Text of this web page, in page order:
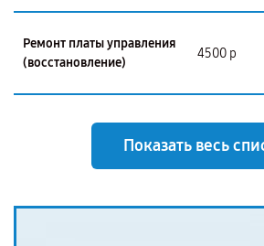
Ремонт платы управления
(восстановление)
4500 р
Показать весь